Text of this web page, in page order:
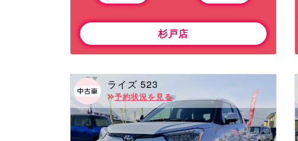
杉戸店
ライズ 523
予約状況を見る